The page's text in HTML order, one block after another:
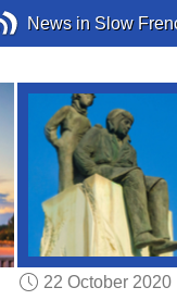
News in Slow
22 October 2020